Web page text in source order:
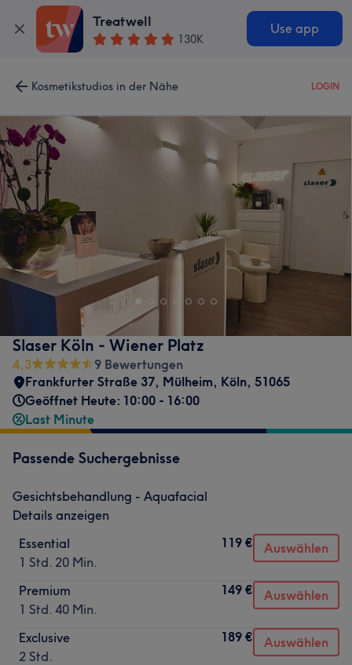
Treatwell
130K
Use app
Kosmetikstudios in der Nähe LOGIN
Slaser Köln - Wiener Platz
4,3
9 Bewertungen
Frankfurter Straße 37, Mülheim, Köln, 51065
Geöffnet Heute: 10:00 - 16:00
Last Minute
Passende Suchergebnisse
Gesichtsbehandlung - Aquafacial
Details anzeigen
Essential
1 Std. 20 Min.
119 € Auswählen
Premium
1 Std. 40 Min.
149 € Auswählen
Exclusive
2 Std.
189 € Auswählen